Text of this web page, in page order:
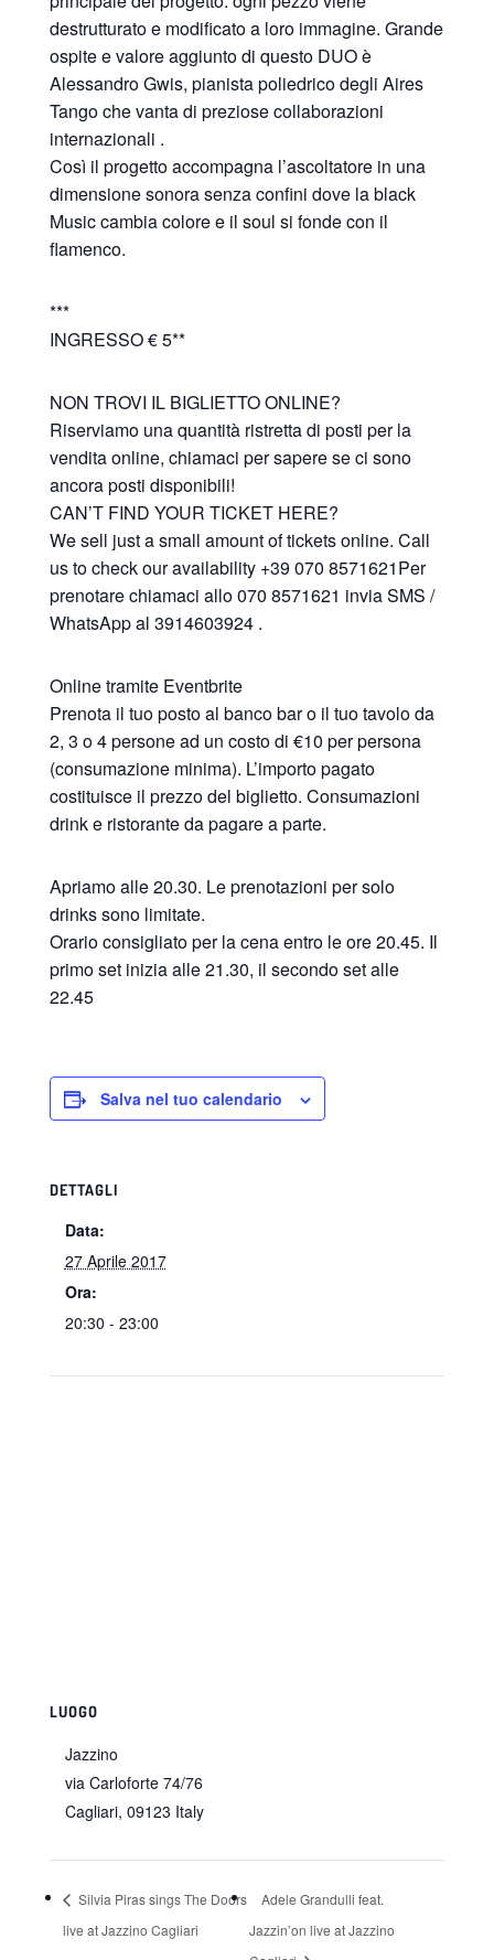
destrutturato e modificato a loro immagine. Grande
ospite e valore aggiunto di questo DUO è
Alessandro Gwis, pianista poliedrico degli Aires
Tango che vanta di preziose collaborazioni
internazionali .
Così il progetto accompagna l’ascoltatore in una
dimensione sonora senza confini dove la black
Music cambia colore e il soul si fonde con il
flamenco.
***
INGRESSO € 5**
NON TROVI IL BIGLIETTO ONLINE?
Riserviamo una quantità ristretta di posti per la
vendita online, chiamaci per sapere se ci sono
ancora posti disponibili!
CAN’T FIND YOUR TICKET HERE?
We sell just a small amount of tickets online. Call
us to check our availability +39 070 8571621Per
prenotare chiamaci allo 070 8571621 invia SMS /
WhatsApp al 3914603924 .
Online tramite Eventbrite
Prenota il tuo posto al banco bar o il tuo tavolo da
2, 3 o 4 persone ad un costo di €10 per persona
(consumazione minima). L’importo pagato
costituisce il prezzo del biglietto. Consumazioni
drink e ristorante da pagare a parte.
Apriamo alle 20.30. Le prenotazioni per solo
drinks sono limitate.
Orario consigliato per la cena entro le ore 20.45. Il
primo set inizia alle 21.30, il secondo set alle
22.45
Salva nel tuo calendario
DETTAGLI
Data:
27 Aprile 2017
Ora:
20:30 - 23:00
LUOGO
Jazzino
via Carloforte 74/76
Cagliari, 09123 Italy
Silvia Piras sings The Doors
live at Jazzino Cagliari
Adele Grandulli feat.
Jazzin’on live at Jazzino